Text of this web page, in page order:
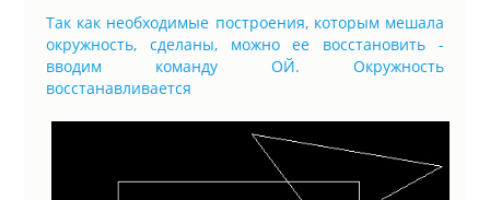
Так как необходимые построения, которым мешала
окружность, сделаны, можно ее восстановить -
вводим команду ОЙ. Окружность
восстанавливается